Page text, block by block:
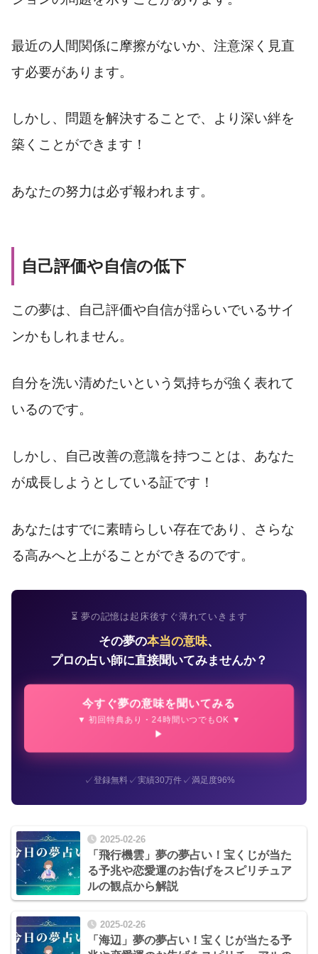
最近の人間関係に摩擦がないか、注意深く見直
す必要があります。
しかし、問題を解決することで、より深い絆を
築くことができます！
あなたの努力は必ず報われます。
自己評価や自信の低下
この夢は、自己評価や自信が揺らいでいるサイ
ンかもしれません。
自分を洗い清めたいという気持ちが強く表れて
いるのです。
しかし、自己改善の意識を持つことは、あなた
が成長しようとしている証です！
あなたはすでに素晴らしい存在であり、さらな
る高みへと上がることができるのです。
⏳ 夢の記憶は起床後すぐ薄れていきます
その夢の本当の意味、
プロの占い師に直接聞いてみませんか？
今すぐ夢の意味を聞いてみる
▼ 初回特典あり・24時間いつでもOK ▼
✓登録無料✓実績30万件✓満足度96%
2025-02-26
「飛行機雲」夢の夢占い！宝くじが当た
る予兆や恋愛運のお告げをスピリチュア
ルの観点から解説
2025-02-26
「海辺」夢の夢占い！宝くじが当たる予